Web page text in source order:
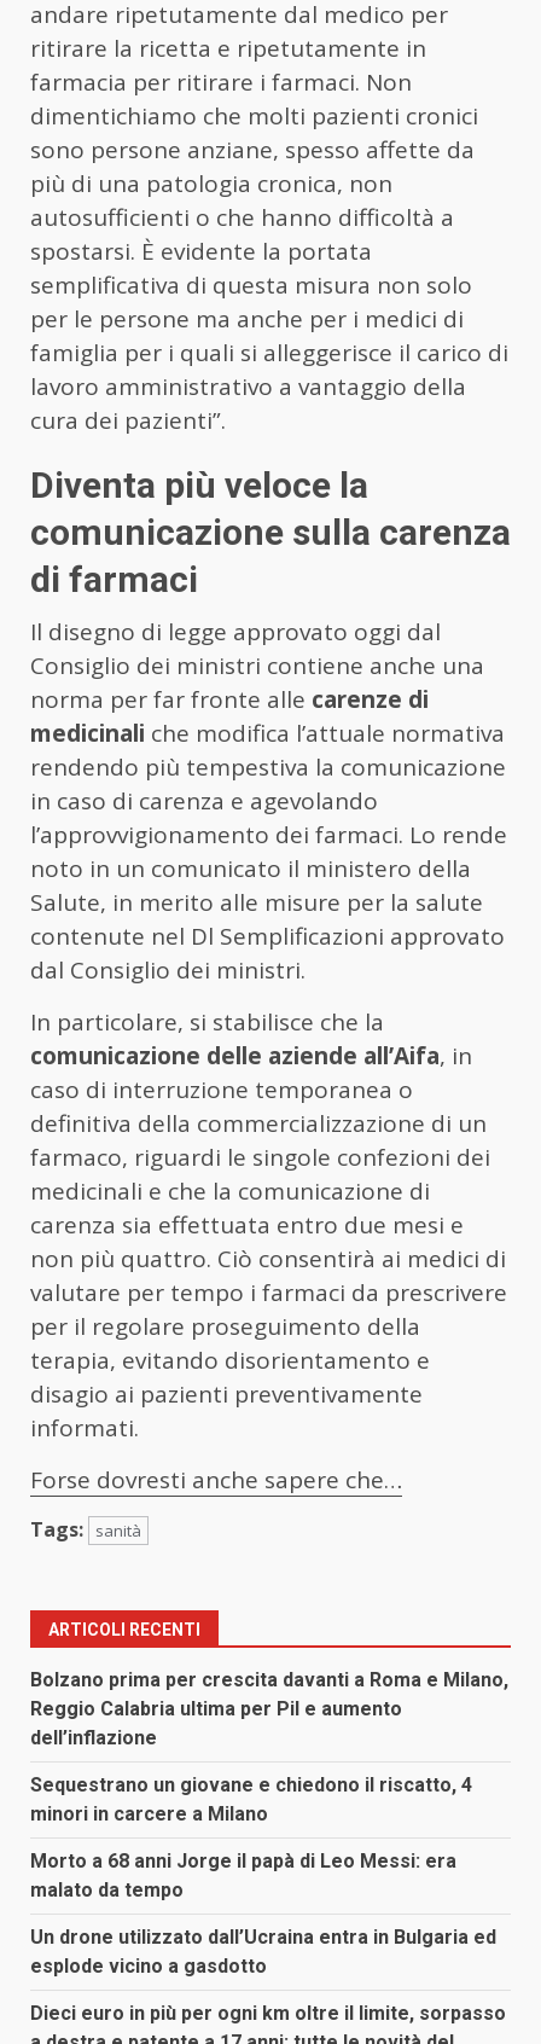
andare ripetutamente dal medico per
ritirare la ricetta e ripetutamente in
farmacia per ritirare i farmaci. Non
dimentichiamo che molti pazienti cronici
sono persone anziane, spesso affette da
più di una patologia cronica, non
autosufficienti o che hanno difficoltà a
spostarsi. È evidente la portata
semplificativa di questa misura non solo
per le persone ma anche per i medici di
famiglia per i quali si alleggerisce il carico di
lavoro amministrativo a vantaggio della
cura dei pazienti”.
Diventa più veloce la
comunicazione sulla carenza
di farmaci
Il disegno di legge approvato oggi dal
Consiglio dei ministri contiene anche una
norma per far fronte alle carenze di
medicinali che modifica l’attuale normativa
rendendo più tempestiva la comunicazione
in caso di carenza e agevolando
l’approvvigionamento dei farmaci. Lo rende
noto in un comunicato il ministero della
Salute, in merito alle misure per la salute
contenute nel Dl Semplificazioni approvato
dal Consiglio dei ministri.
In particolare, si stabilisce che la
comunicazione delle aziende all’Aifa, in
caso di interruzione temporanea o
definitiva della commercializzazione di un
farmaco, riguardi le singole confezioni dei
medicinali e che la comunicazione di
carenza sia effettuata entro due mesi e
non più quattro. Ciò consentirà ai medici di
valutare per tempo i farmaci da prescrivere
per il regolare proseguimento della
terapia, evitando disorientamento e
disagio ai pazienti preventivamente
informati.
Forse dovresti anche sapere che…
Tags: sanità
ARTICOLI RECENTI
Bolzano prima per crescita davanti a Roma e Milano,
Reggio Calabria ultima per Pil e aumento
dell’inflazione
Sequestrano un giovane e chiedono il riscatto, 4
minori in carcere a Milano
Morto a 68 anni Jorge il papà di Leo Messi: era
malato da tempo
Un drone utilizzato dall’Ucraina entra in Bulgaria ed
esplode vicino a gasdotto
Dieci euro in più per ogni km oltre il limite, sorpasso